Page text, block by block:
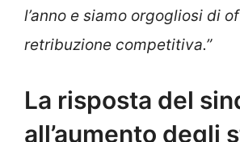
l’anno e siamo orgogliosi di
retribuzione competitiva.”
La risposta del
all’aumento degli